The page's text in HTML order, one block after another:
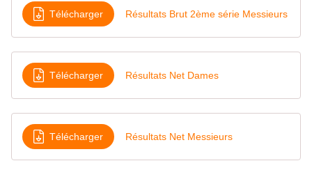
Télécharger Résultats Brut 2ème série Messieurs
Télécharger Résultats Net Dames
Télécharger Résultats Net Messieurs